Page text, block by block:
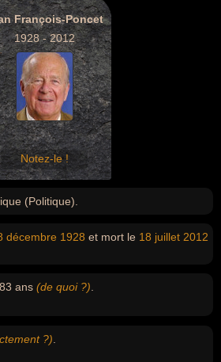
François-Poncet
1928 - 2012
Notez-le !
(Politique).
décembre 1928 et mort le 18 juillet 2012
ans (de quoi ?)
?)